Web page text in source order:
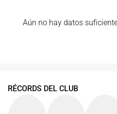
Aún no hay datos
RÉCORDS DEL CLUB